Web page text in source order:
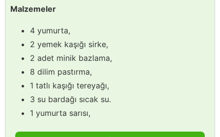
Malzemeler
4 yumurta,
2 yemek kaşığı sirke,
2 adet minik bazlama,
8 dilim pastırma,
1 tatlı kaşığı tereyağı,
3 su bardağı sıcak su.
1 yumurta sarısı,